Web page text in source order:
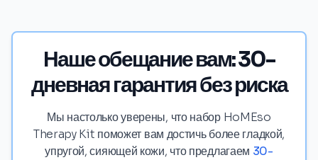
Наше обещание вам: 30-
дневная гарантия без риска
Мы настолько уверены, что набор HoMEso
Therapy Kit поможет вам достичь более гладкой,
упругой, сияющей кожи, что предлагаем 30-